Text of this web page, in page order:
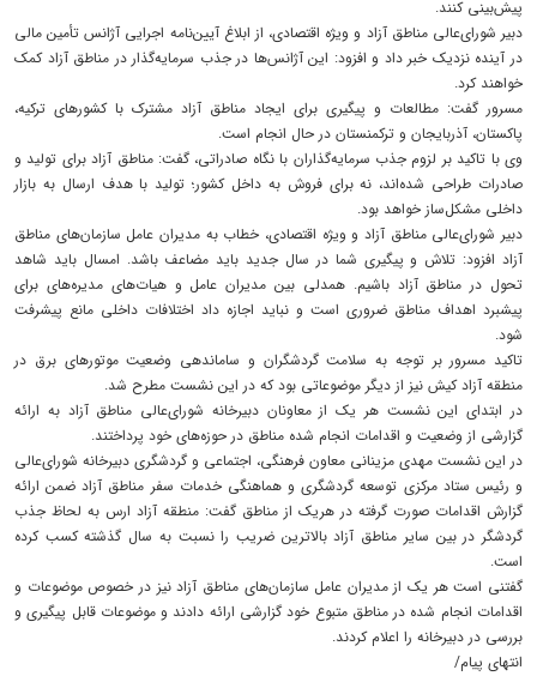
پیش‌بینی کنند.
دبیر شورای‌عالی مناطق آزاد و ویژه اقتصادی، از ابلاغ آیین‌نامه اجرایی آژانس تأمین مالی
در آینده نزدیک خبر داد و افزود: این آژانس‌ها در جذب سرمایه‌گذار در مناطق آزاد کمک
خواهند کرد.
مسرور گفت: مطالعات و پیگیری برای ایجاد مناطق آزاد مشترک با کشورهای ترکیه،
پاکستان، آذربایجان و ترکمنستان در حال انجام است.
وی با تاکید بر لزوم جذب سرمایه‌گذاران با نگاه صادراتی، گفت: مناطق آزاد برای تولید و
صادرات طراحی شده‌اند، نه برای فروش به داخل کشور؛ تولید با هدف ارسال به بازار
داخلی مشکل‌ساز خواهد بود.
دبیر شورای‌عالی مناطق آزاد و ویژه اقتصادی، خطاب به مدیران عامل سازمان‌های مناطق
آزاد افزود: تلاش و پیگیری شما در سال جدید باید مضاعف باشد. امسال باید شاهد
تحول در مناطق آزاد باشیم. همدلی بین مدیران عامل و هیات‌های مدیره‌های برای
پیشبرد اهداف مناطق ضروری است و نباید اجازه داد اختلافات داخلی مانع پیشرفت
شود.
تاکید مسرور بر توجه به سلامت گردشگران و ساماندهی وضعیت موتورهای برق در
منطقه آزاد کیش نیز از دیگر موضوعاتی بود که در این نشست مطرح شد.
در ابتدای این نشست هر یک از معاونان دبیرخانه شورای‌عالی مناطق آزاد به ارائه
گزارشی از وضعیت و اقدامات انجام شده مناطق در حوزه‌های خود پرداختند.
در این نشست مهدی مزینانی معاون فرهنگی، اجتماعی و گردشگری دبیرخانه شورای‌عالی
و رئیس ستاد مرکزی توسعه گردشگری و هماهنگی خدمات سفر مناطق آزاد ضمن ارائه
گزارش اقدامات صورت گرفته در هریک از مناطق گفت: منطقه آزاد ارس به لحاظ جذب
گردشگر در بین سایر مناطق آزاد بالاترین ضریب را نسبت به سال گذشته کسب کرده
است.
گفتنی است هر یک از مدیران عامل سازمان‌های مناطق آزاد نیز در خصوص موضوعات و
اقدامات انجام شده در مناطق متبوع خود گزارشی ارائه دادند و موضوعات قابل پیگیری و
بررسی در دبیرخانه را اعلام کردند.
انتهای پیام/